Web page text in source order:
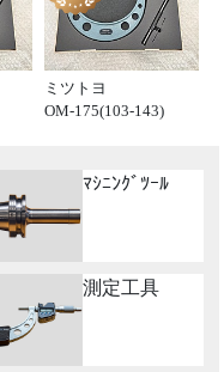
ミツトヨ
OM-175(103-143)
ﾏｼﾆﾝｸﾞﾂｰﾙ
測定工具